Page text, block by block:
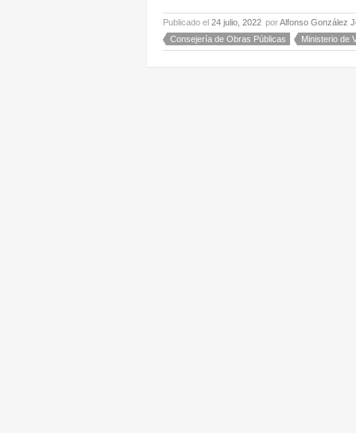
Publicado el 24 julio, 2022 porAlfonso González
Consejería de Obras Públicas
Ministerio de